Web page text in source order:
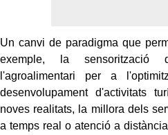
Un canvi de paradigma que
exemple, la
l'agroalimentari per a
desenvolupament d'activitats
noves realitats, la millora dels
a temps real o atenció a